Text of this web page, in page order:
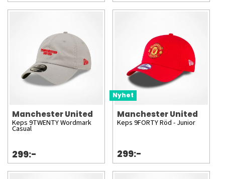
Manchester United
Keps 9TWENTY Wordmark
Casual
299:-
Nyhet
Manchester United
Keps 9FORTY Röd - Junior
299:-